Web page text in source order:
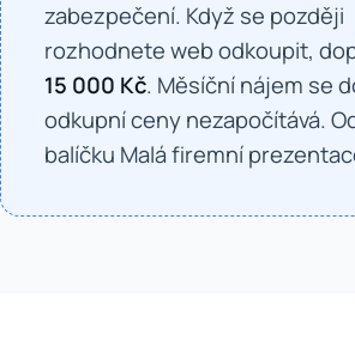
zabezpečení. Když se později
rozhodnete web odkoupit,
15 000 Kč. Měsíční nájem se
odkupní ceny nezapočítává.
balíčku Malá firemní